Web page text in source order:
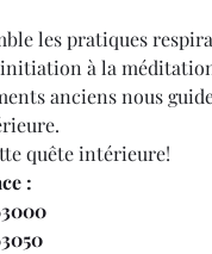
les pratiques
à la
anciens nous
quête intérieure!
: